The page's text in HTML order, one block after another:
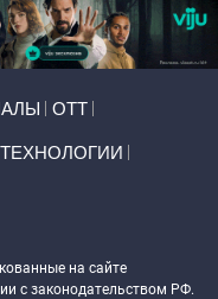
ОТТ
ТЕХНОЛОГИИ
на сайте
с законодательством РФ.